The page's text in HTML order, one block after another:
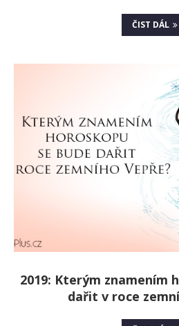
ČIST DÁL
2019: Kterým znamením
dařit v roce